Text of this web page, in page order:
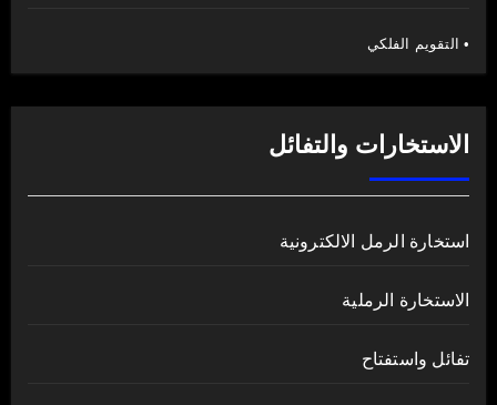
• التقويم الفلكي
الاستخارات والتفائل
استخارة الرمل الالكترونية
الاستخارة الرملية
تفائل واستفتاح